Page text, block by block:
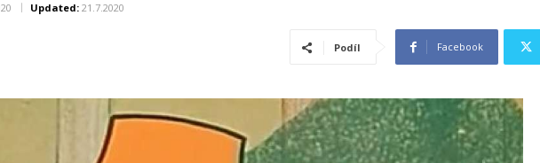
Updated: 21.7.2020
Podíl Facebook